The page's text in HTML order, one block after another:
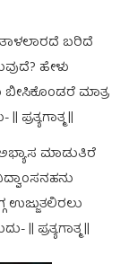
ಬರಿದೆ
ಹೇಳು
ಮಾತ್ರ
ಪ್ರತ್ಯಗಾತ್ಮ ||
ಮಾಡುತಿರೆ
ಉಜ್ಜುತಲಿರಲು
ಪ್ರತ್ಯಗಾತ್ಮ ||